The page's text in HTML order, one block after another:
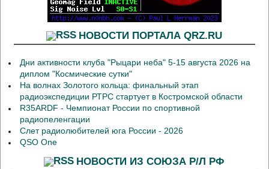
НОВОСТИ ПОРТАЛА QRZ.RU
Дни активности клуба "Рыцари неба" 5-15 августа 2026 на
диплом "Космические сутки"
На волнах Золотого кольца: финальный этап
радиоэкспедиции РТРС стартует в Костромской области
R35ARDF - Чемпионат России по спортивной
радиопеленгации
Слет радиолюбителей юга России - 2026
QSO One
НОВОСТИ ИЗ СОЮЗА Р/Л РФ